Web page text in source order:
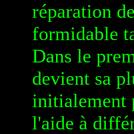
réparation
formidable
Dans le
devient sa
initialement
l'aide à